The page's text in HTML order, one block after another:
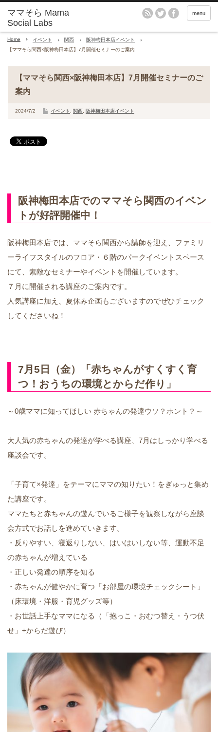
menu
Home イベント 関西
阪神梅田本店イベント
【ママそら関西×阪神梅田本店】7月開催セミナーのご案内
【ママそら関西×阪神梅田本店】7月開催セミナーのご
案内
2024/7/2 イベント 関西 阪神梅田本店イベント
阪神梅田本店でのママそら関西のイベン
トが好評開催中！
阪神梅田本店では、ママそら関西から講師を迎え、ファミリ
ーライフスタイルのフロア・６階のパークイベントスペース
にて、素敵なセミナーやイベントを開催しています。
７月に開催される講座のご案内です。
人気講座に加え、夏休み企画もございますのでぜひチェック
してくださいね！
7月5日（金）「赤ちゃんがすくすく育
つ！おうちの環境とからだ作り」
～0歳ママに知ってほしい 赤ちゃんの発達ウソ？ホント？～
大人気の赤ちゃんの発達が学べる講座、7月はしっかり学べる
座談会です。
「子育て×発達」をテーマにママの知りたい！をぎゅっと集め
た講座です。
ママたちと赤ちゃんの遊んでいるご様子を観察しながら座談
会方式でお話しを進めていきます。
・反りやすい、寝返りしない、はいはいしない等、運動不足
の赤ちゃんが増えている
・正しい発達の順序を知る
・赤ちゃんが健やかに育つ「お部屋の環境チェックシート」
（床環境・洋服・育児グッズ等）
・お世話上手なママになる（「抱っこ・おむつ替え・うつ伏
せ」+からだ遊び）